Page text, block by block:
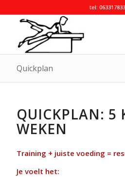
tel:
Quickplan
QUICKPLAN: 5
WEKEN
Training + juiste voeding =
Je voelt het: